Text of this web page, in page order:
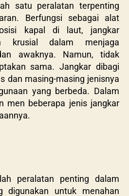
satu peralatan terpenting
Berfungsi sebagai alat
kapal di laut, jangkar
krusial dalam menjaga
awaknya. Namun, tidak
sama. Jangkar dibagi
dan masing-masing jenisnya
yang berbeda. Dalam
men beberapa jenis jangkar
peralatan penting dalam
digunakan untuk menahan